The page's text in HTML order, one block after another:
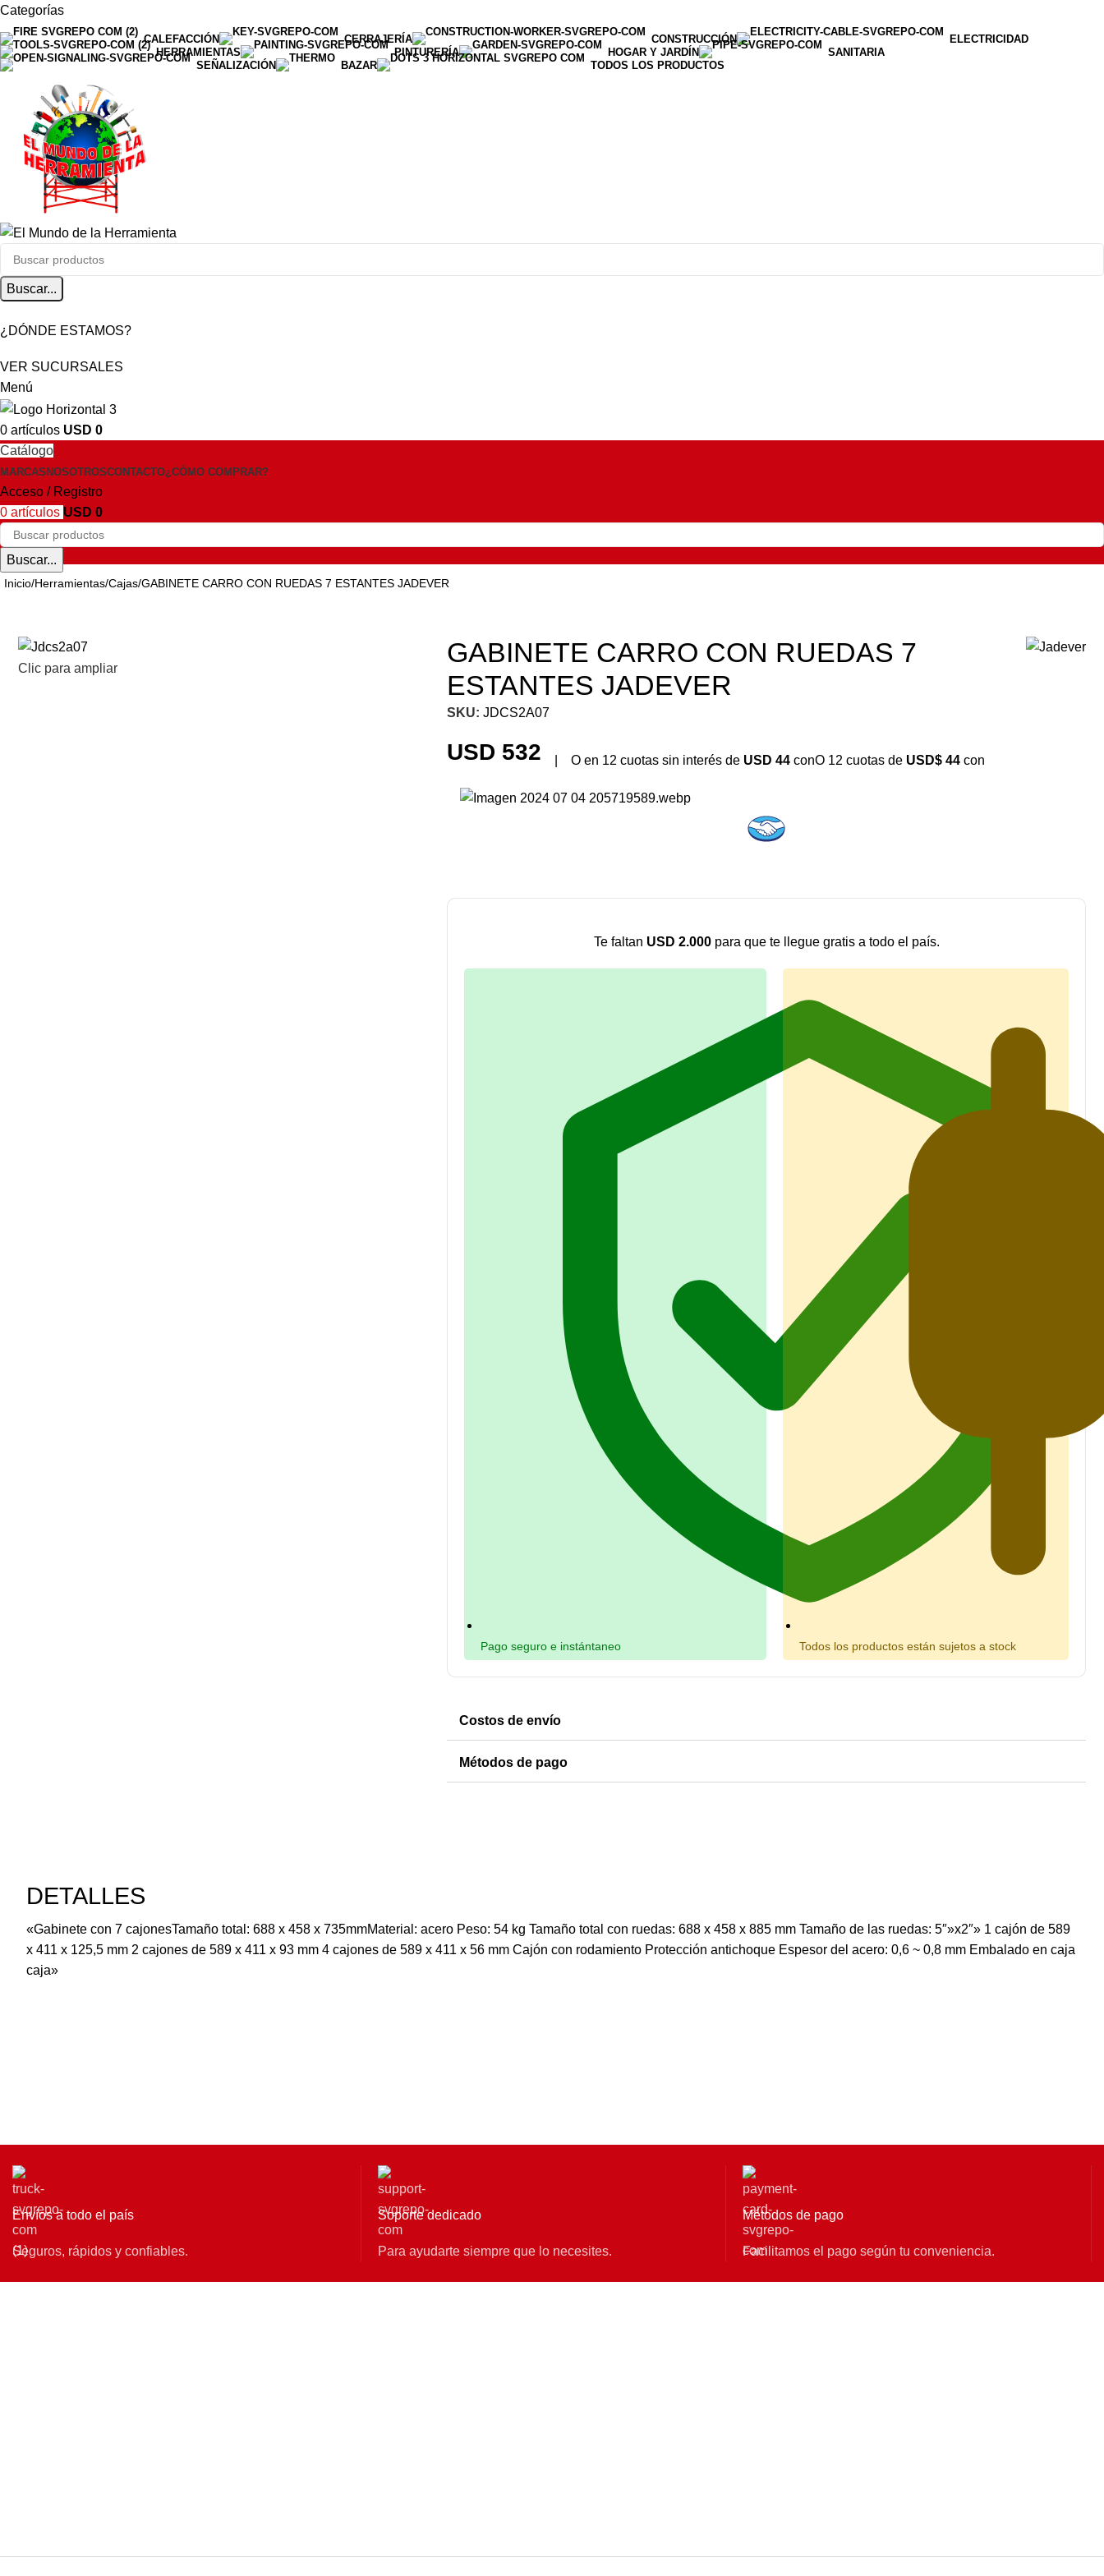
Categorías
CALEFACCIÓN CERRAJERÍA CONSTRUCCIÓN
ELECTRICIDAD
HERRAMIENTAS
PINTURERÍA HOGAR Y JARDÍN
SANITARIA
SEÑALIZACIÓN
BAZAR TODOS LOS PRODUCTOS
Buscar...
¿DÓNDE ESTAMOS?
VER SUCURSALES
Menú
0 artículos USD 0
Catálogo
MARCASNOSOTROSCONTACTO¿CÓMO COMPRAR?
Acceso / Registro
0 artículos USD 0
Buscar...
Inicio Herramientas Cajas GABINETE CARRO CON RUEDAS 7 ESTANTES JADEVER
Clic para ampliar
GABINETE CARRO CON RUEDAS 7
ESTANTES JADEVER
SKU: JDCS2A07
USD 532 O en 12 cuotas sin interés de USD 44 conO 12 cuotas de USD$ 44 con
Te faltan USD 2.000para que te llegue gratis a todo el país.
Pago seguro e instántaneo Todos los productos están sujetos a stock
Costos de envío
Métodos de pago
DETALLES
«Gabinete con 7 cajonesTamaño total: 688 x 458 x 735mmMaterial: acero Peso: 54 kg Tamaño total con ruedas: 688 x 458 x 885 mm Tamaño de las ruedas: 5″»x2″» 1 cajón de 589
x 411 x 125,5 mm 2 cajones de 589 x 411 x 93 mm 4 cajones de 589 x 411 x 56 mm Cajón con rodamiento Protección antichoque Espesor del acero: 0,6 ~ 0,8 mm Embalado en caja
caja»
Envíos a todo el país
Seguros, rápidos y confiables.
Soporte dedicado
Para ayudarte siempre que lo necesites.
Métodos de pago
Facilitamos el pago según tu conveniencia.